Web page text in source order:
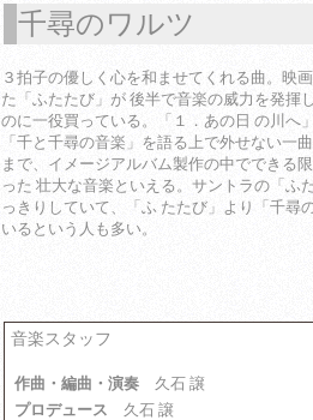
千尋のワルツ
３拍子の優しく心を和ませてくれる曲。映
た「ふたたび」が 後半で音楽の威力を発揮
のに一役買っている。「１．あの日 の川へ
「千と千尋の音楽」を語る上で外せない一
まで、イメージアルバム製作の中でできる
った 壮大な音楽といえる。サントラの「ふ
っきりしていて、「ふ たたび」より「千尋
いるという人も多い。
音楽スタッフ
作曲・編曲・演奏 久石 譲
プロデュース 久石 譲